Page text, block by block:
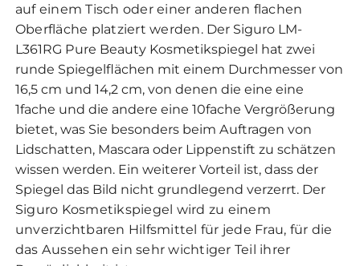
auf einem Tisch oder einer anderen flachen
Oberfläche platziert werden. Der Siguro LM-
L361RG Pure Beauty Kosmetikspiegel hat zwei
runde Spiegelflächen mit einem Durchmesser von
16,5 cm und 14,2 cm, von denen die eine eine
1fache und die andere eine 10fache Vergrößerung
bietet, was Sie besonders beim Auftragen von
Lidschatten, Mascara oder Lippenstift zu schätzen
wissen werden. Ein weiterer Vorteil ist, dass der
Spiegel das Bild nicht grundlegend verzerrt. Der
Siguro Kosmetikspiegel wird zu einem
unverzichtbaren Hilfsmittel für jede Frau, für die
das Aussehen ein sehr wichtiger Teil ihrer